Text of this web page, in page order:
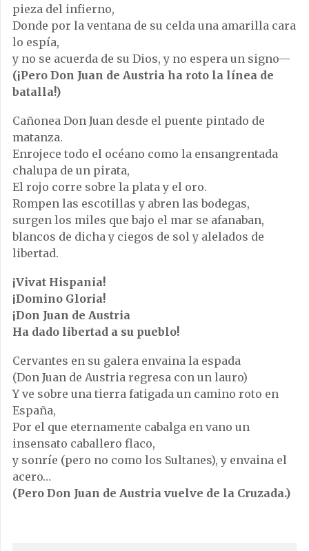
pieza del infierno,
Donde por la ventana de su celda una amarilla cara
lo espía,
y no se acuerda de su Dios, y no espera un signo—
(¡Pero Don Juan de Austria ha roto la línea de
batalla!)
Cañonea Don Juan desde el puente pintado de
matanza.
Enrojece todo el océano como la ensangrentada
chalupa de un pirata,
El rojo corre sobre la plata y el oro.
Rompen las escotillas y abren las bodegas,
surgen los miles que bajo el mar se afanaban,
blancos de dicha y ciegos de sol y alelados de
libertad.
¡Vivat Hispania!
¡Domino Gloria!
¡Don Juan de Austria
Ha dado libertad a su pueblo!
Cervantes en su galera envaina la espada
(Don Juan de Austria regresa con un lauro)
Y ve sobre una tierra fatigada un camino roto en
España,
Por el que eternamente cabalga en vano un
insensato caballero flaco,
y sonríe (pero no como los Sultanes), y envaina el
acero…
(Pero Don Juan de Austria vuelve de la Cruzada.)